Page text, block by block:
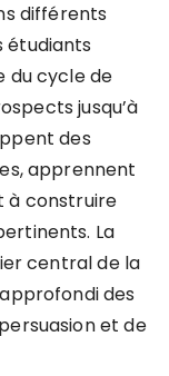
différents
étudiants
du cycle de
jusqu’à
des
apprennent
à construire
La
central de la
des
et de